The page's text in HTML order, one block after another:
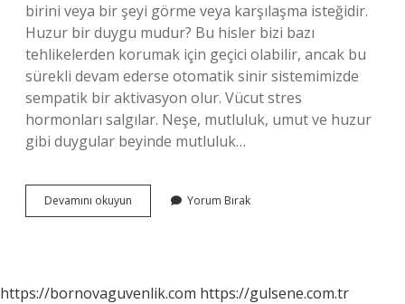
birini veya bir şeyi görme veya karşılaşma isteğidir.
Huzur bir duygu mudur? Bu hisler bizi bazı
tehlikelerden korumak için geçici olabilir, ancak bu
sürekli devam ederse otomatik sinir sistemimizde
sempatik bir aktivasyon olur. Vücut stres
hormonları salgılar. Neşe, mutluluk, umut ve huzur
gibi duygular beyinde mutluluk…
Devamını okuyun
Bir
Yorum Bırak
https://bornovaguvenlik.com https://gulsene.com.tr